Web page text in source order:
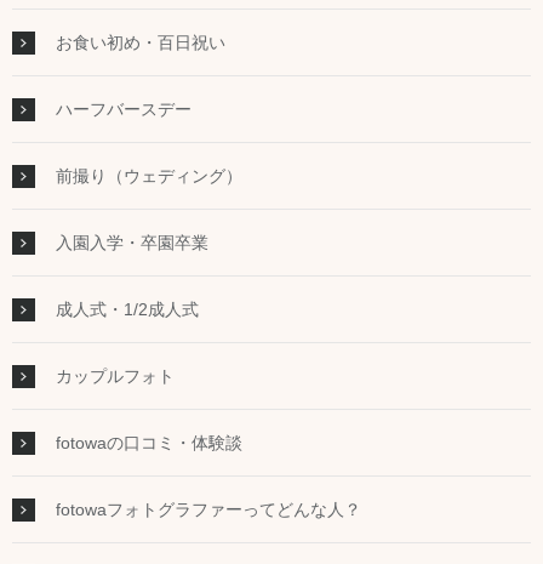
お食い初め・百日祝い
ハーフバースデー
前撮り（ウェディング）
入園入学・卒園卒業
成人式・1/2成人式
カップルフォト
fotowaの口コミ・体験談
fotowaフォトグラファーってどんな人？